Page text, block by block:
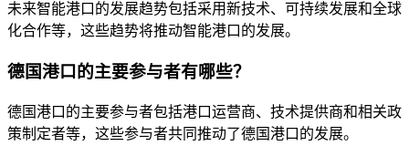
未来智能港口的发展趋势包括采用新技术、可持续发展和全球
化合作等，这些趋势将推动智能港口的发展。
德国港口的主要参与者有哪些？
德国港口的主要参与者包括港口运营商、技术提供商和相关政
策制定者等，这些参与者共同推动了德国港口的发展。